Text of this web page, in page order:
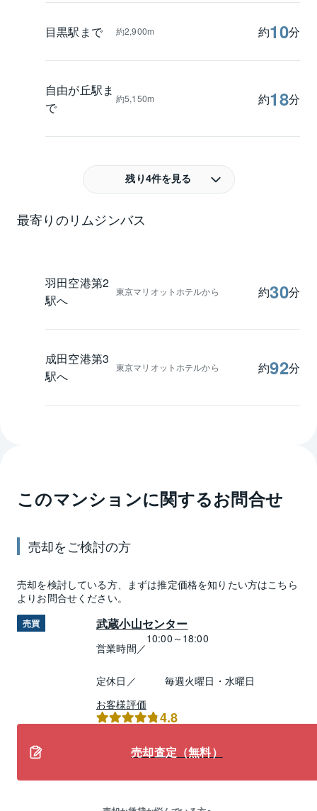
目黒駅まで 約2,900m 約10分
自由が丘駅ま
で
約5,150m 約18分
残り4件を見る
最寄りのリムジンバス
羽田空港第2
駅へ
東京マリオットホテルから 約30分
成田空港第3
駅へ
東京マリオットホテルから 約92分
このマンションに関するお問合せ
売却をご検討の方
売却を検討している方、まずは推定価格を知りたい方はこちら
よりお問合せください。
売買 武蔵小山センター
営業時間／
10:00～18:00
定休日／
毎週火曜日・水曜日
お客様評価
4.8
売却査定（無料）